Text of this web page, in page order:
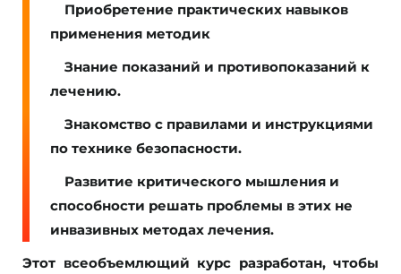
Приобретение практических навыков
применения методик
Знание показаний и противопоказаний к
лечению.
Знакомство с правилами и инструкциями
по технике безопасности.
Развитие критического мышления и
способности решать проблемы в этих не
инвазивных методах лечения.
Этот всеобъемлющий курс разработан, чтобы